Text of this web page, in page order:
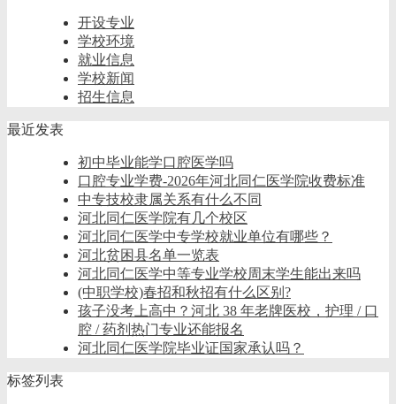
开设专业
学校环境
就业信息
学校新闻
招生信息
最近发表
初中毕业能学口腔医学吗
口腔专业学费-2026年河北同仁医学院收费标准
中专技校隶属关系有什么不同
河北同仁医学院有几个校区
河北同仁医学中专学校就业单位有哪些？
河北贫困县名单一览表
河北同仁医学中等专业学校周末学生能出来吗
(中职学校)春招和秋招有什么区别?
孩子没考上高中？河北 38 年老牌医校，护理 / 口
腔 / 药剂热门专业还能报名
河北同仁医学院毕业证国家承认吗？
标签列表